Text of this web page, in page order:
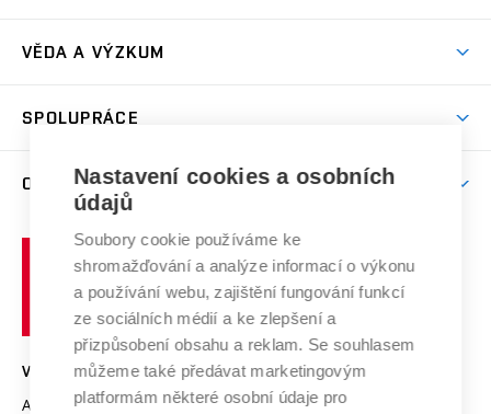
Sport na VUT
Dny otevřených dveří
Celoživotní vzdělávání
E-přihláška
Harmonogram akademického roku
Závěrečné práce
Doktorské studium
Zpracování osobních údajů studentů
Sociální bezpečí
Studium bez bariér
Podpora podnikání
VĚDA A VÝZKUM
Mezinárodní vědecká rada
Systém zajišťování kvality výzkumu
Výzkumné infrastruktury
Transfer znalostí
Open Science
Projekty
Projekty ze strukturálních fondů
SPOLUPRÁCE
Firemní spolupráce
Zahraniční spolupráce
Spolupráce se školami
Mezinárodní dohody
Univerzitní sítě
O UNIVERZITĚ
Profil univerzity
Udržitelná univerzita
Podnikavá univerzita / ContriBUTe
Bezpečná univerzita
Vyznamenání
učení
technické
Brně
VYSOKÉ UČENÍ TECHNICKÉ V BRNĚ
Antonínská 548/1
www.vut.cz
Nastavení cookies a osobních
údajů
Soubory cookie používáme ke
shromažďování a analýze informací o výkonu
a používání webu, zajištění fungování funkcí
ze sociálních médií a ke zlepšení a
přizpůsobení obsahu a reklam. Se souhlasem
můžeme také předávat marketingovým
platformám některé osobní údaje pro